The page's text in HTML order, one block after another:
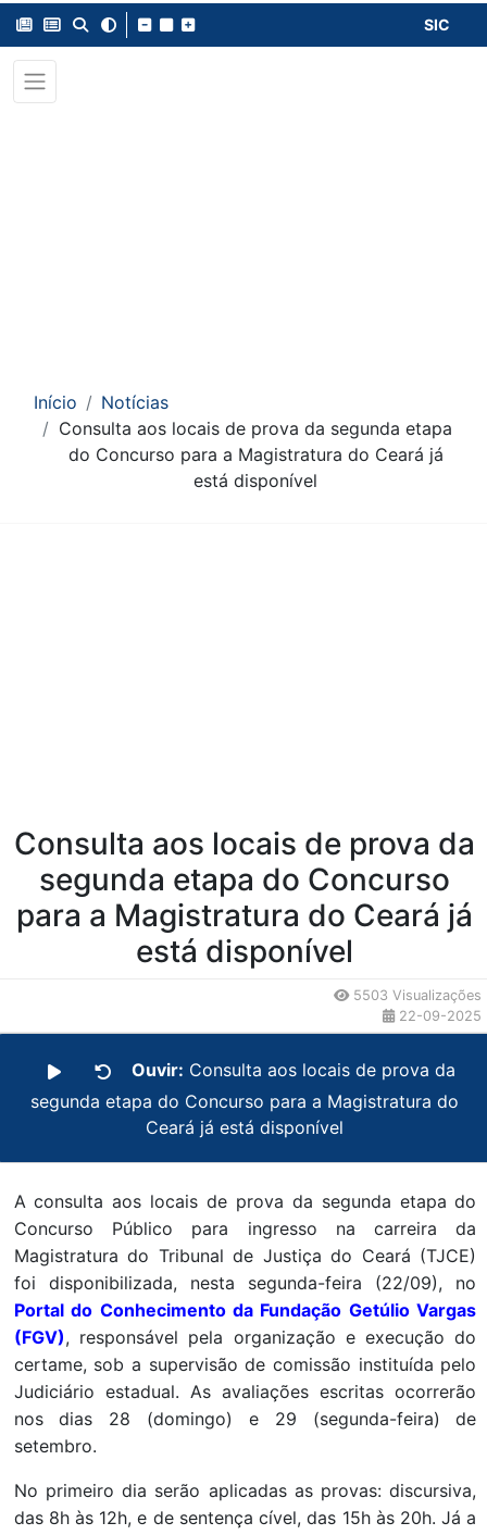
SIC
Início
Notícias
Consulta aos locais de prova da segunda etapa
do Concurso para a Magistratura do Ceará já
está disponível
Consulta aos locais de prova da
segunda etapa do Concurso
para a Magistratura do Ceará já
está disponível
5503 Visualizações
22-09-2025
Ouvir: Consulta aos locais de prova da
segunda etapa do Concurso para a Magistratura do
Ceará já está disponível
A consulta aos locais de prova da segunda etapa do
Concurso Público para ingresso na carreira da
Magistratura do Tribunal de Justiça do Ceará (TJCE)
foi disponibilizada, nesta segunda-feira (22/09), no
Portal do Conhecimento da Fundação Getúlio Vargas
(FGV), responsável pela organização e execução do
certame, sob a supervisão de comissão instituída pelo
Judiciário estadual. As avaliações escritas ocorrerão
nos dias 28 (domingo) e 29 (segunda-feira) de
setembro.
No primeiro dia serão aplicadas as provas: discursiva,
das 8h às 12h, e de sentença cível, das 15h às 20h. Já a